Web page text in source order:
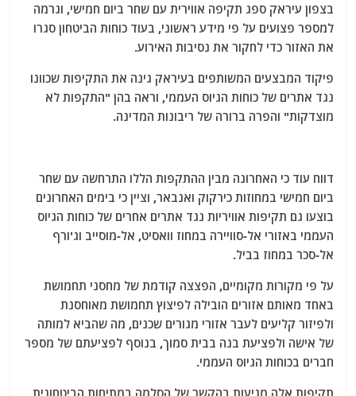
בצפון עיראק ספג תקיפה אווירית עם שחר ביום חמישי, וגרמה
למספר פצועים על פי מידע ראשוני, בעוד כוחות הביטחון סגרו
את האזור כדי לחקור את נסיבות האירוע.
פיקוד המבצעים המשותפים בעיראק גינה את התקיפות שכוונו
נגד אתרים של כוחות הגיוס העממי, וראה בהן "התקפות לא
מוצדקות" והפרה ברורה של ריבונות המדינה.
דווח עוד כי האחרונה מבין ההתקפות הללו התרחשה עם שחר
ביום חמישי במחוזות כירקוק ואנבאר, וציין כי בימים האחרונים
בוצעו גם תקיפות אוויריות נגד אתרים אחרים של כוחות הגיוס
העממי באזורי אל-סוויירה במחוז וואסיט, אל-מוסייב וג'ורף
אל-סכר במחוז בביל.
על פי מקורות מקומיים, הפצצה קודמת של מחסני תחמושת
באחד מאותם אזורים הובילה לפיצוץ תחמושת מאוחסנת
ולפיזור קליעים לעבר אזורי מגורים שכנים, מה שהביא למותה
של אישה ולפציעת בנה בבית סמוך, בנוסף לפציעתם של מספר
חברים בכוחות הגיוס העממי.